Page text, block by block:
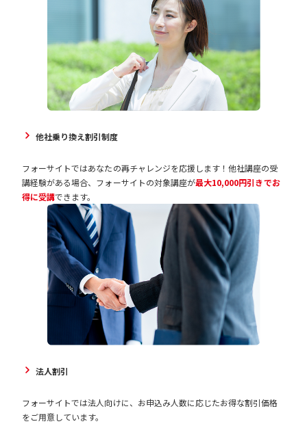
他社乗り換え割引制度
フォーサイトではあなたの再チャレンジを応援します！他社講座の受
講経験がある場合、フォーサイトの対象講座が最大10,000円引きでお
得に受講できます。
法人割引
フォーサイトでは法人向けに、お申込み人数に応じたお得な割引価格
をご用意しています。